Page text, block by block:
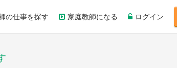
の仕事を探す 家庭教師になる ログイン